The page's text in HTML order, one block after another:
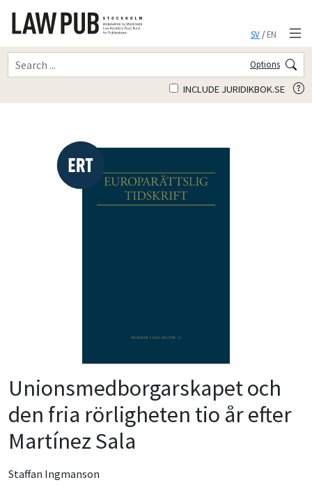
SV/EN
Options
INCLUDE JURIDIKBOK.SE
Unionsmedborgarskapet och
den fria rörligheten tio år efter
Martínez Sala
Staffan Ingmanson